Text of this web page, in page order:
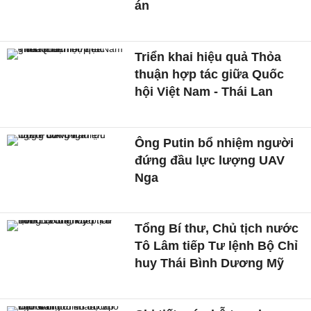
án
Triển khai hiệu quả Thỏa
thuận hợp tác giữa Quốc
hội Việt Nam - Thái Lan
Ông Putin bổ nhiệm người
đứng đầu lực lượng UAV
Nga
Tổng Bí thư, Chủ tịch nước
Tô Lâm tiếp Tư lệnh Bộ Chỉ
huy Thái Bình Dương Mỹ